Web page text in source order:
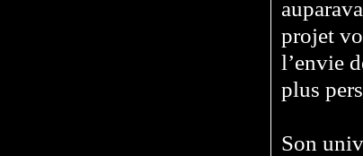
projet
l’envie
plus
Son